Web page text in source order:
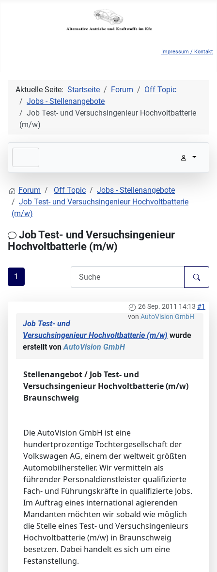
Impressum / Kontakt
Aktuelle Seite: Startseite Forum
Off Topic
Jobs - Stellenangebote
Job Test- und Versuchsingenieur Hochvoltbatterie
(m/w)
Forum Off Topic
Jobs - Stellenangebote
Job Test- und Versuchsingenieur Hochvoltbatterie
(m/w)
Job Test- und Versuchsingenieur
Hochvoltbatterie (m/w)
1
26 Sep. 2011 14:13 #1
von AutoVision GmbH
Job Test- und
Versuchsingenieur Hochvoltbatterie (m/w) wurde
erstellt vonAutoVision GmbH
Stellenangebot / Job Test- und
Versuchsingenieur Hochvoltbatterie (m/w)
Braunschweig
Die AutoVision GmbH ist eine
hundertprozentige Tochtergesellschaft der
Volkswagen AG, einem der weltweit größten
Automobilhersteller. Wir vermitteln als
führender Personaldienstleister qualifizierte
Fach- und Führungskräfte in qualifizierte Jobs.
Im Auftrag eines international agierenden
Mandanten möchten wir sobald wie möglich
die Stelle eines Test- und Versuchsingenieurs
Hochvoltbatterie (m/w) in Braunschweig
besetzen. Dabei handelt es sich um eine
Festanstellung.